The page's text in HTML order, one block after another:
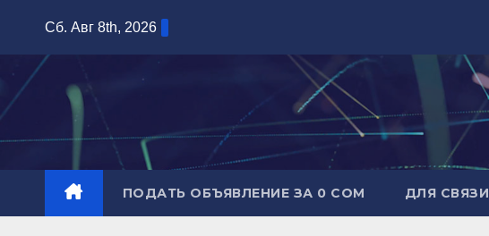
содержимому
Сб. Авг 8th, 2026
ПОДАТЬ ОБЪЯВЛЕНИЕ ЗА 0 СОМ ДЛЯ СВЯЗИ